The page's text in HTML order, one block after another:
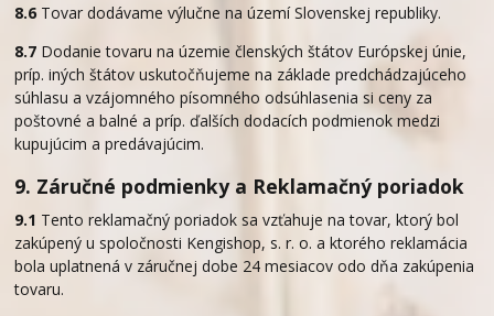
8.6 Tovar dodávame výlučne na území Slovenskej republiky.
8.7 Dodanie tovaru na územie členských štátov Európskej únie,
príp. iných štátov uskutočňujeme na základe predchádzajúceho
súhlasu a vzájomného písomného odsúhlasenia si ceny za
poštovné a balné a príp. ďalších dodacích podmienok medzi
kupujúcim a predávajúcim.
9. Záručné podmienky a Reklamačný poriadok
9.1 Tento reklamačný poriadok sa vzťahuje na tovar, ktorý bol
zakúpený u spoločnosti Kengishop, s. r. o. a ktorého reklamácia
bola uplatnená v záručnej dobe 24 mesiacov odo dňa zakúpenia
tovaru.